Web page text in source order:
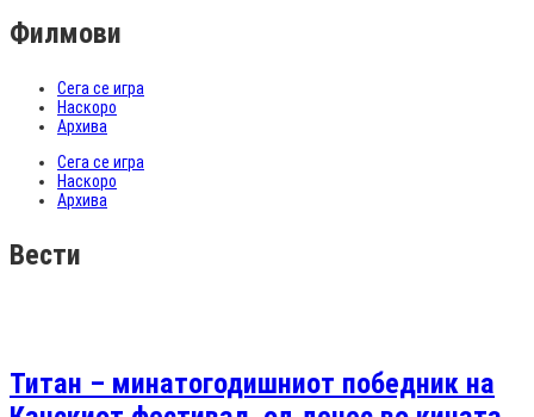
Филмови
Сега се игра
Наскоро
Архива
Сега се игра
Наскоро
Архива
Вести
Титан – минатогодишниот победник на